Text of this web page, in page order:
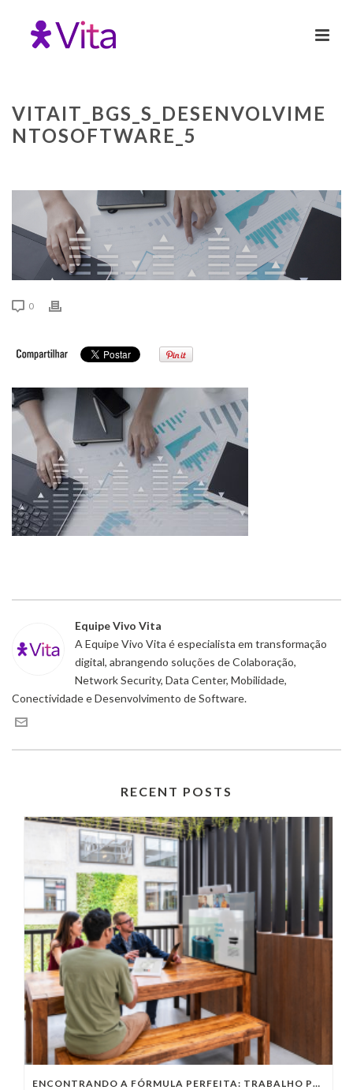
VITAIT_BGS_S_DESENVOLVIME
NTOSOFTWARE_5
0
Equipe Vivo Vita
A Equipe Vivo Vita é especialista em transformação
digital, abrangendo soluções de Colaboração,
Network Security, Data Center, Mobilidade,
Conectividade e Desenvolvimento de Software.
RECENT POSTS
ENCONTRANDO A FÓRMULA PERFEITA: TRABALHO PRESENCIAL, HOME OFFICE OU TRABALHO HÍBRIDO?